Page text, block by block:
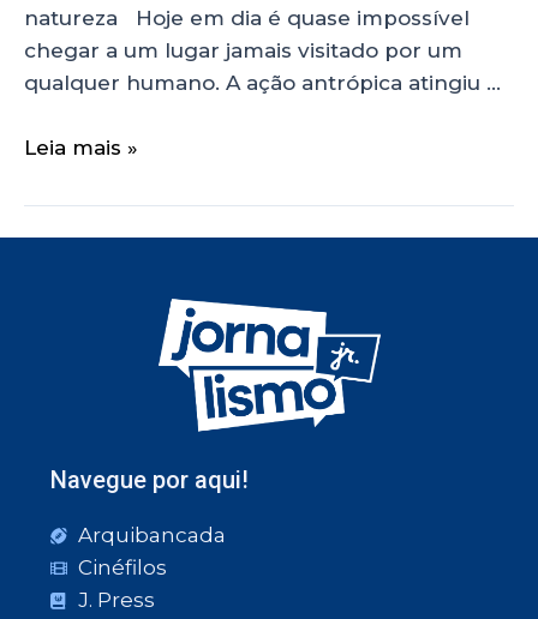
natureza Hoje em dia é quase impossível
chegar a um lugar jamais visitado por um
qualquer humano. A ação antrópica atingiu …
Leia mais »
Navegue por aqui!
Arquibancada
Cinéfilos
J. Press